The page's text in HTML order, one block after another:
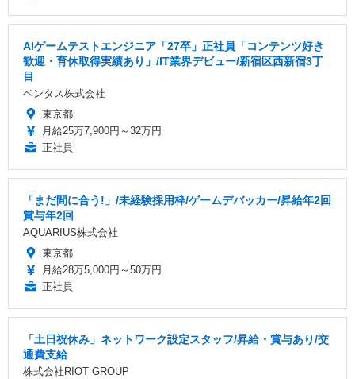
AIゲームテストエンジニア「27卒」正社員「コンテンツ好き
歓迎・育休取得実績あり」/IT業界デビュー/新宿区西新宿3丁
目
ベンタス株式会社
東京都
月給25万7,900円～32万円
正社員
「まだ間に合う!」/未経験採用枠/ゲームデバッカー/昇給年2回
賞与年2回
AQUARIUS株式会社
東京都
月給28万5,000円～50万円
正社員
「土日祝休み」ネットワーク設定スタッフ/昇給・賞与あり/交
通費支給
株式会社RIOT GROUP